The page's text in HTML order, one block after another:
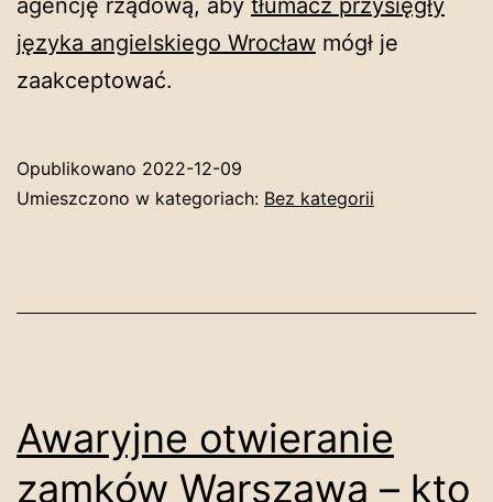
języka angielskiego Wrocław mógł je
zaakceptować.
Opublikowano 2022-12-09
Umieszczono w kategoriach: Bez kategorii
Awaryjne otwieranie
zamków Warszawa – kto